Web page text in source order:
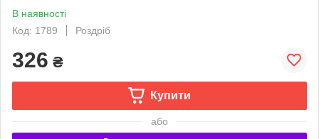
В наявності
Код: 1789
Роздріб
326 ₴
Купити
або